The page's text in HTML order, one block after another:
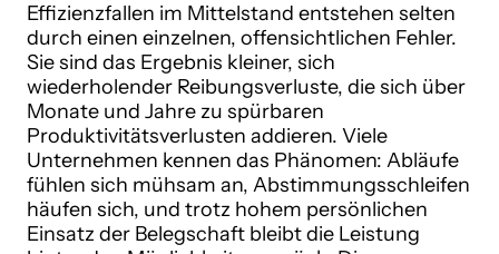
Effizienzfallen im Mittelstand entstehen selten
durch einen einzelnen, offensichtlichen Fehler.
Sie sind das Ergebnis kleiner, sich
wiederholender Reibungsverluste, die sich über
Monate und Jahre zu spürbaren
Produktivitätsverlusten addieren. Viele
Unternehmen kennen das Phänomen: Abläufe
fühlen sich mühsam an, Abstimmungsschleifen
häufen sich, und trotz hohem persönlichen
Einsatz der Belegschaft bleibt die Leistung